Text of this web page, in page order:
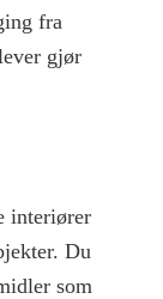
fra
gjør
interiører
Du
som